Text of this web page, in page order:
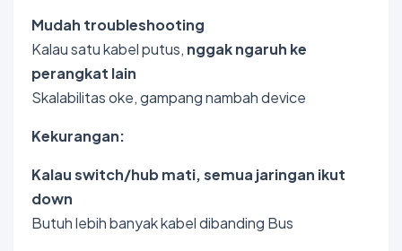
Mudah troubleshooting
Kalau satu kabel putus, nggak ngaruh ke
perangkat lain
Skalabilitas oke, gampang nambah device
Kekurangan:
Kalau switch/hub mati, semua jaringan ikut
down
Butuh lebih banyak kabel dibanding Bus